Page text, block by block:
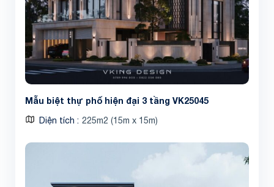
Mẫu biệt thự phố hiện đại 3 tầng VK25045
Diện tích 225m2 (15m x 15m)